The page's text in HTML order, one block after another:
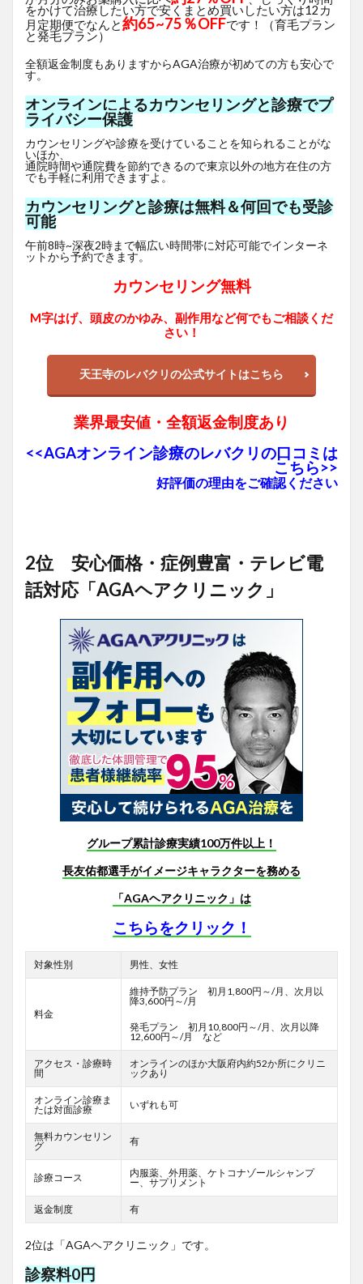
をかけて治療したい方で安くまとめ買いしたい方は12カ
月定期便でなんと約65~75％OFFです！（育毛プラン
と発毛プラン）
全額返金制度もありますからAGA治療が初めての方も安心で
す。
オンラインによるカウンセリングと診療でプ
ライバシー保護
カウンセリングや診療を受けていることを知られることがな
いほか、
通院時間や通院費を節約できるので東京以外の地方在住の方
でも手軽に利用できますよ。
カウンセリングと診療は無料＆何回でも受診
可能
午前8時~深夜2時まで幅広い時間帯に対応可能でインターネ
ットから予約できます。
カウンセリング無料
M字はげ、頭皮のかゆみ、副作用など何でもご相談くだ
さい！
天王寺のレバクリの公式サイトはこちら
業界最安値・全額返金制度あり
<<AGAオンライン診療のレバクリの口コミは
こちら>>
好評価の理由をご確認ください
2位 安心価格・症例豊富・テレビ電
話対応「AGAヘアクリニック」
グループ累計診療実績100万件以上！
長友佑都選手がイメージキャラクターを務める
「AGAヘアクリニック」は
こちらをクリック！
対象性別 男性、女性
料金
維持予防プラン 初月1,800円～/月、次月以
降3,600円～/月
発毛プラン 初月10,800円～/月、次月以降
12,600円～/月 など
アクセス・診療時
間
オンラインのほか大阪府内約52か所にクリニ
ックあり
オンライン診療ま
たは対面診療
いずれも可
無料カウンセリン
グ
有
診療コース
内服薬、外用薬、ケトコナゾールシャンプ
ー、サプリメント
返金制度 有
2位は「AGAヘアクリニック」です。
診察料0円